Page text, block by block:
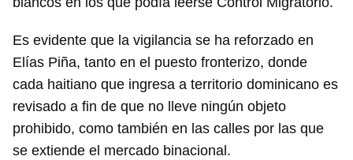
Es evidente que la vigilancia se ha reforzado en
Elías Piña, tanto en el puesto fronterizo, donde
cada haitiano que ingresa a territorio dominicano es
revisado a fin de que no lleve ningún objeto
prohibido, como también en las calles por las que
se extiende el mercado binacional.